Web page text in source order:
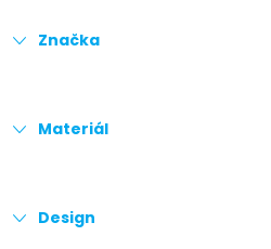
Značka
Materiál
Design